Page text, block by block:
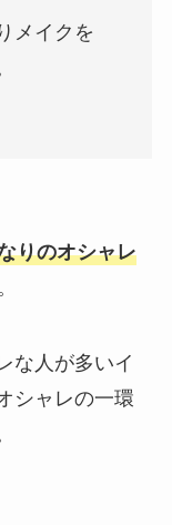
メイクを
りのオシャレ
な人が多いイ
シャレの一環